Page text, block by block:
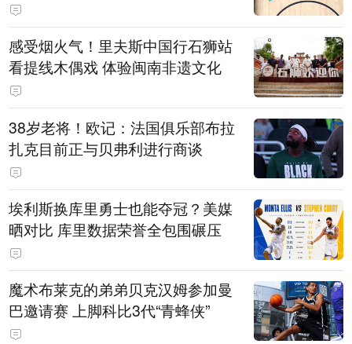
感受烟火气！里夫斯中国行石狮站
看提线木偶戏 体验闽南非遗文化
38岁老将！欧记：法国俱乐部布拉
扎克目前正与贝弗利进行商谈
埃利斯换库里勇士也能夺冠？美媒
晒对比 库里数据荣誉全包围碾压
魔术布莱克的弟弟贝克汉姆参加曼
巴邀请赛 上脚科比3代“青蜂侠”